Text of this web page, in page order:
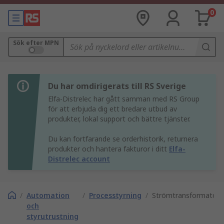
0
Sök efter MPN
Du har omdirigerats till RS Sverige
Elfa-Distrelec har gått samman med RS Group
för att erbjuda dig ett bredare utbud av
produkter, lokal support och bättre tjänster.
Du kan fortfarande se orderhistorik, returnera
produkter och hantera fakturor i ditt Elfa-
Distrelec account
/ Automation
och
styrutrustning
/ Processtyrning /